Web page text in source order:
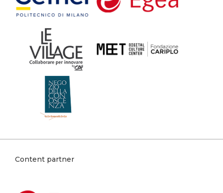
Content partner